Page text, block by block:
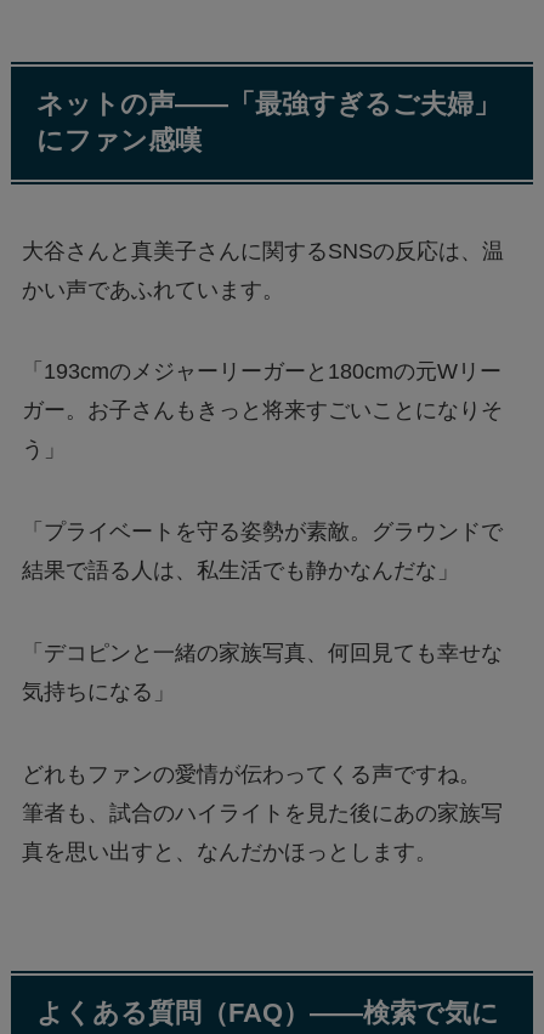
ネットの声——「最強すぎるご夫婦」
にファン感嘆
大谷さんと真美子さんに関するSNSの反応は、温
かい声であふれています。
「193cmのメジャーリーガーと180cmの元Wリー
ガー。お子さんもきっと将来すごいことになりそ
う」
「プライベートを守る姿勢が素敵。グラウンドで
結果で語る人は、私生活でも静かなんだな」
「デコピンと一緒の家族写真、何回見ても幸せな
気持ちになる」
どれもファンの愛情が伝わってくる声ですね。
筆者も、試合のハイライトを見た後にあの家族写
真を思い出すと、なんだかほっとします。
よくある質問（FAQ）——検索で気に